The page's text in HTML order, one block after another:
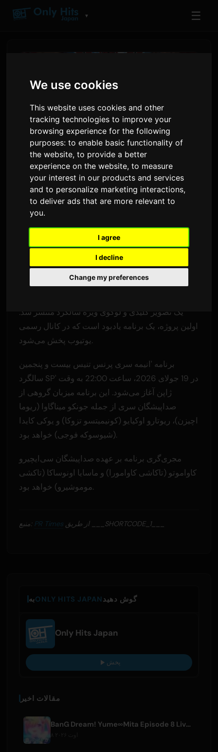
We use cookies
This website uses cookies and other
tracking technologies to improve your
browsing experience for the following
purposes:to enable basic functionality of
the website,to provide a better
experience on the website,to measure
your interest in our products and services
and to personalize marketing interactions,
to deliver ads that are more relevant to
you.
I agree
I decline
Change my preferences
▼ ☰
انیمه پرنس تنیس سال بیست و
پنجمین سالگرد خود را آغاز می‌کند
توسطSam
ترجمه شده از زبان انگلیسی
2,253 بازدید
برنامه‌ریزی کرده است.
یک تصویر کلیدی و لوگوی ویژه سالگرد منتشر شد.
اولین پروژه، یک برنامه یادبود است که در کانال رسمی
یوتیوب پخش می‌شود.
برنامه 'انیمه سری پرنس تنیس بیست و پنجمین
سالگرد SP' در 19 جولای 2026، ساعت 22:00 به وقت
ژاپن آغاز می‌شود. این برنامه میزبان گروهی از
صداپیشگان سری از جمله جونکو میناگاوا (ریوما
اچیزن)، ریوتارو اوکیایو (کونیمیتسو تزوکا) و یوکی کایدا
(شیوسوکه فوجی) خواهد بود.
مجری‌گری برنامه بر عهده صداپیشگان سی‌ایچیرو
کاواموتو (تاکاشی کاوامورا) و ماسایا اونوساکا (تاکشی
موموشیرو) خواهد بود.
منبع: PR Times از طریق ___SHORTCODE_1___
بهONLY HITS JAPANگوش دهید
Only Hits Japan
پخش
مقالات اخیر
BanG Dream! Yume∞Mita Episode 8 Live Clip Released